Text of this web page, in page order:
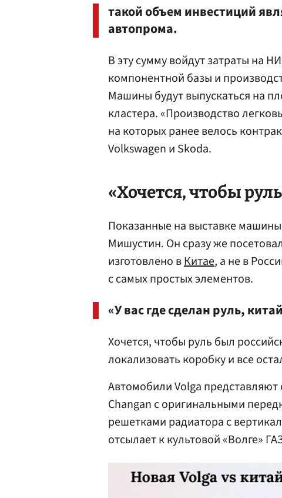
такой объем инвестиций
автопрома.
В эту сумму войдут затраты на
компонентной базы и
Машины будут выпускаться на
кластера. «Производство
на которых ранее велось
Volkswagen и Skoda.
«Хочется, чтобы
Показанные на выставке
Мишустин. Он сразу же
изготовлено вКитае, а не в
с самых простых элементов.
«У вас где сделан руль,
Хочется, чтобы руль был
локализовать коробку и все
Автомобили Volga
Changan с оригинальными
решетками радиатора с
отсылает к культовой «Волге»